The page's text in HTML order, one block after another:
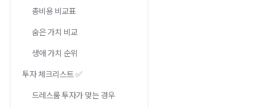
총비용 비교표
숨은 가치 비교
생애 가치 순위
투자 체크리스트 ✅
드레스룸 투자가 맞는 경우